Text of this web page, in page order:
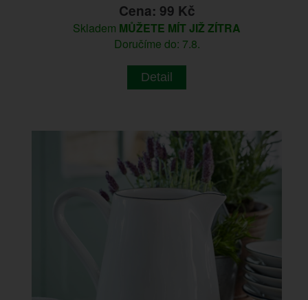
Cena: 99 Kč
Skladem MŮŽETE MÍT JIŽ ZÍTRA
Doručíme do: 7.8.
Detail